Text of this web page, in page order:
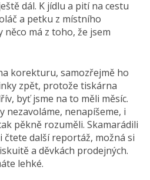
dál. K jídlu a pití na cestu
a petku z místního
má z toho, že jsem
korekturu, samozřejmě ho
zpět, protože tiskárna
byť jsme na to měli měsíc.
nezavoláme, nenapíšeme, i
pěkně rozuměli. Skamarádili
čtete další reportáž, možná si
a děvkách prodejných.
lehké.